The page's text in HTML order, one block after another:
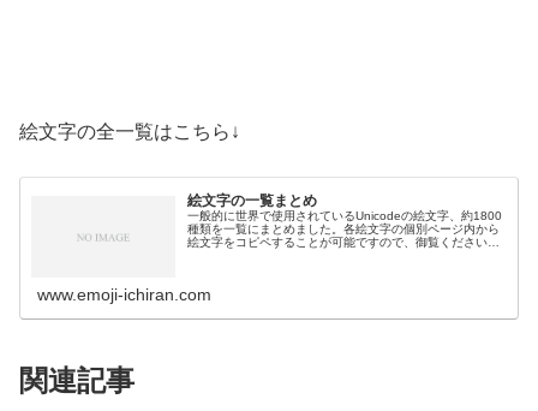
絵文字の全一覧はこちら↓
絵文字の一覧まとめ
一般的に世界で使用されているUnicodeの絵文字、約1800
種類を一覧にまとめました。各絵文字の個別ページ内から
絵文字をコピペすることが可能ですので、御覧ください。
www.emoji-ichiran.com
関連記事